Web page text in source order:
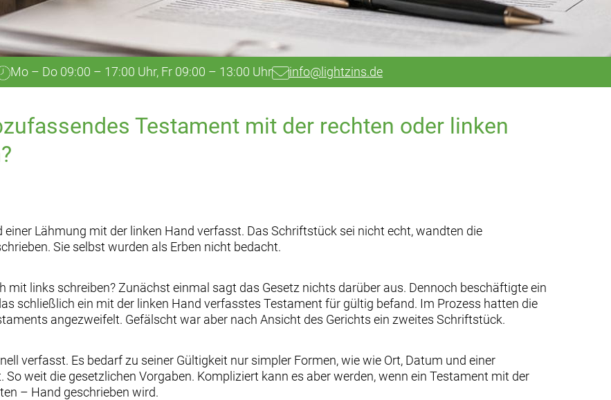
Mo – Do 09:00 – 17:00 Uhr, Fr 09:00 – 13:00 Uhr info@lightzins.de
Testament mit der rechten oder linken
Lähmung mit der linken Hand verfasst. Das Schriftstück sei nicht echt, wandten die
Sie selbst wurden als Erben nicht bedacht.
mit links schreiben? Zunächst einmal sagt das Gesetz nichts darüber aus. Dennoch beschäftigte ein
schließlich ein mit der linken Hand verfasstes Testament für gültig befand. Im Prozess hatten die
angezweifelt. Gefälscht war aber nach Ansicht des Gerichts ein zweites Schriftstück.
verfasst. Es bedarf zu seiner Gültigkeit nur simpler Formen, wie wie Ort, Datum und einer
weit die gesetzlichen Vorgaben. Kompliziert kann es aber werden, wenn ein Testament mit der
– Hand geschrieben wird.